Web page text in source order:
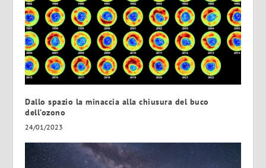
Dallo spazio la minaccia alla chiusura del buco
dell’ozono
24/01/2023